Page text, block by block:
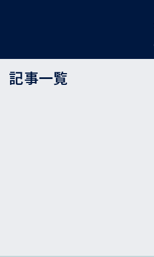
記事一覧